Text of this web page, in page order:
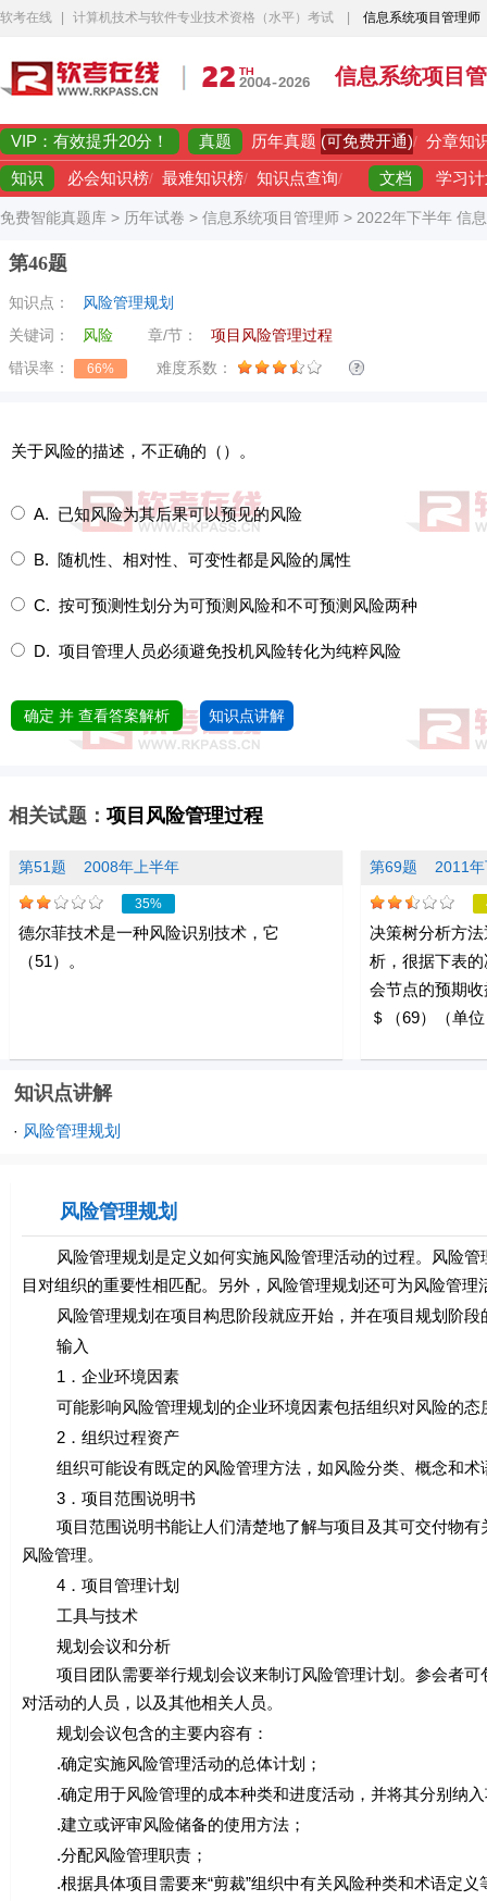
软考在线 计算机技术与软件专业技术资格（水平）考试 信息系统项目管理师
信息系统项目
VIP：有效提升20分！ 真题 历年真题 (可免费开通)/ 分章知
知识 必会知识榜/ 最难知识榜/ 知识点查询/ 文档 学习
免费智能真题库 > 历年试卷 > 信息系统项目管理师 > 2022年下半年 信
第46题
知识点：
风险管理规划
关键词：
风险 章/节：
项目风险管理过程
错误率：
66% 难度系数：
关于风险的描述，不正确的（）。
A. 已知风险为其后果可以预见的风险
B. 随机性、相对性、可变性都是风险的属性
C. 按可预测性划分为可预测风险和不可预测风险两种
D. 项目管理人员必须避免投机风险转化为纯粹风险
确定 并 查看答案解析 知识点讲解
相关试题： 项目风险管理过程
第51题 2008年上半年
35%
德尔菲技术是一种风险识别技术，它
（51）。
第69题 2011
决策树分析方
析，很据下表
会节点的预期
＄（69）（单
知识点讲解
· 风险管理规划
风险管理规划
风险管理规划是定义如何实施风险管理活动的过程。风险管
目对组织的重要性相匹配。另外，风险管理规划还可为风险管
风险管理规划在项目构思阶段就应开始，并在项目规划阶段
输入
1．企业环境因素
可能影响风险管理规划的企业环境因素包括组织对风险的态
2．组织过程资产
组织可能设有既定的风险管理方法，如风险分类、概念和术
3．项目范围说明书
项目范围说明书能让人们清楚地了解与项目及其可交付物有
风险管理。
4．项目管理计划
工具与技术
规划会议和分析
项目团队需要举行规划会议来制订风险管理计划。参会者可
对活动的人员，以及其他相关人员。
规划会议包含的主要内容有：
.确定实施风险管理活动的总体计划；
.确定用于风险管理的成本种类和进度活动，并将其分别纳入
.建立或评审风险储备的使用方法；
.分配风险管理职责；
.根据具体项目需要来“剪裁”组织中有关风险种类和术语定义